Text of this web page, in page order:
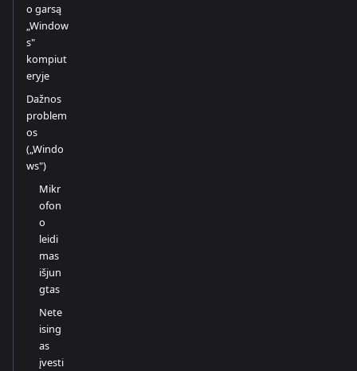
o garsą
„Window
s"
kompiut
eryje
Dažnos
problem
os
(„Windo
ws")
Mikr
ofon
o
leidi
mas
išjun
gtas
Nete
ising
as
įvesti